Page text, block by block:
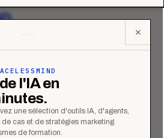
✕
l'IA en
une sélection d'outils IA, d'agents,
cas et de stratégies marketing
de formation.
formation.